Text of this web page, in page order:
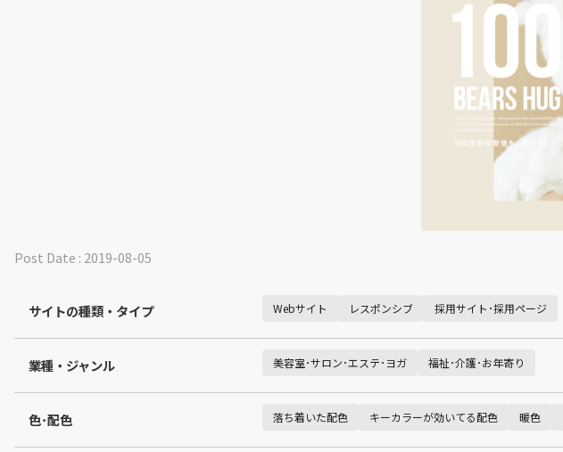
Post Date : 2019-08-05
サイトの種類・タイプ Webサイト レスポンシブ 採用サイト･採用ページ
業種・ジャンル 美容室･サロン･エステ･ヨガ 福祉･介護･お年寄り
色･配色 落ち着いた配色 キーカラーが効いてる配色 暖色